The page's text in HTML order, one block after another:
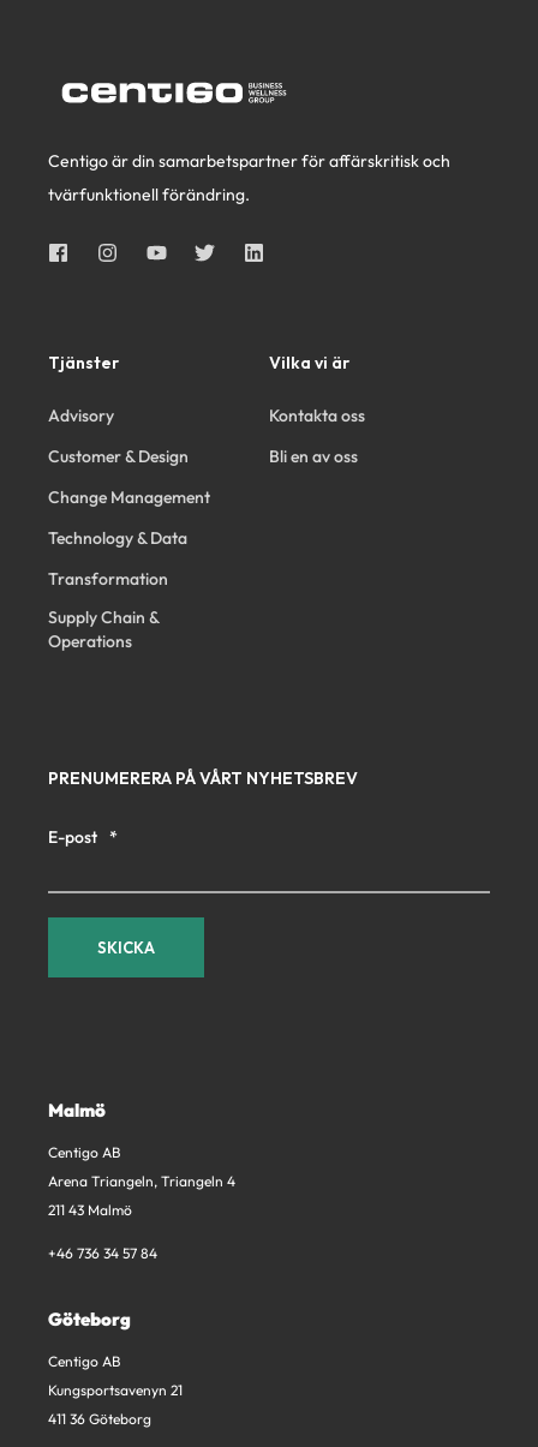
Centigo är din samarbetspartner för affärskritisk och
tvärfunktionell förändring.
Tjänster
Advisory
Customer & Design
Change Management
Technology & Data
Transformation
Supply Chain &
Operations
Vilka vi är
Kontakta oss
Bli en av oss
PRENUMERERA PÅ VÅRT NYHETSBREV
E-post *
Malmö
Centigo AB
Arena Triangeln, Triangeln 4
211 43 Malmö
+46 736 34 57 84
Göteborg
Centigo AB
Kungsportsavenyn 21
411 36 Göteborg